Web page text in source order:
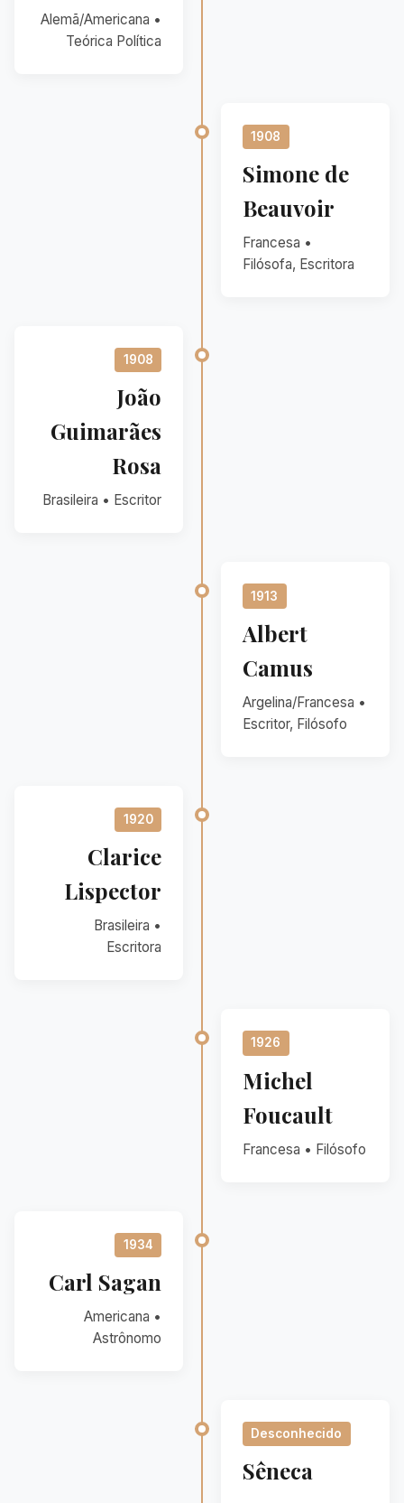
Alemã/Americana •
Teórica Política
1908
Simone de
Beauvoir
Francesa •
Filósofa, Escritora
1908
João
Guimarães
Rosa
Brasileira • Escritor
1913
Albert
Camus
Argelina/Francesa •
Escritor, Filósofo
1920
Clarice
Lispector
Brasileira •
Escritora
1926
Michel
Foucault
Francesa • Filósofo
1934
Carl Sagan
Americana •
Astrônomo
Desconhecido
Sêneca